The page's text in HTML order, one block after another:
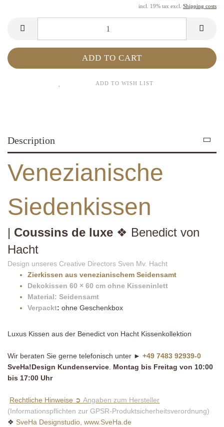
incl. 19% tax excl. Shipping costs
ADD TO WISH LIST
Description
Venezianische
Siedenkissen
| Coussins de luxe ❖ Benedict von
Hacht
Design unseres Creative Directors Sven Mv. Hacht
Zierkissen aus venezianischem Seidensamt
Dekokissen 60 × 60 cm ohne Kisseninlett
Material: Seidensamt
Verpackt: ohne Geschenkbox
Luxus Kissen aus der Benedict von Hacht Kissenkollektion
Wir beraten Sie gerne telefonisch unter ► +49 7483 92939-0
SveHa!Design Kundenservice Montag bis Freitag von 10:00
bis 17:00 Uhr
Rechtliche Hinweise ➲ Angaben zum Hersteller
(Informationspflichten zur GPSR-Produktsicherheitsverordnung)
❖ SveHa Designstudio, www.SveHa.de